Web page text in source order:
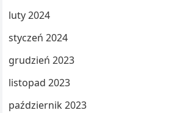
luty 2024
styczeń 2024
grudzień 2023
listopad 2023
październik 2023